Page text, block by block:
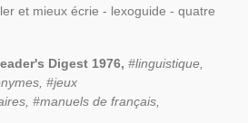
et mieux écrie - lexoguide - quatre
Digest 1976, #linguistique,
#jeux
#manuels de français,